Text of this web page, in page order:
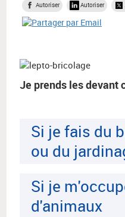
Autoriser Autoriser
Je prends les devant
Si je fais du
ou du
Si je
d'animaux